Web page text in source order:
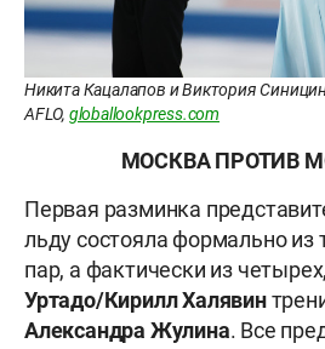
Никита Кацалапов и Виктория
AFLO, globallookpress.com
МОСКВА ПРОТИВ
Первая разминка
льду состояла формально из
пар, а фактически из
Уртадо/Кирилл Халявин
Александра Жулина. Все